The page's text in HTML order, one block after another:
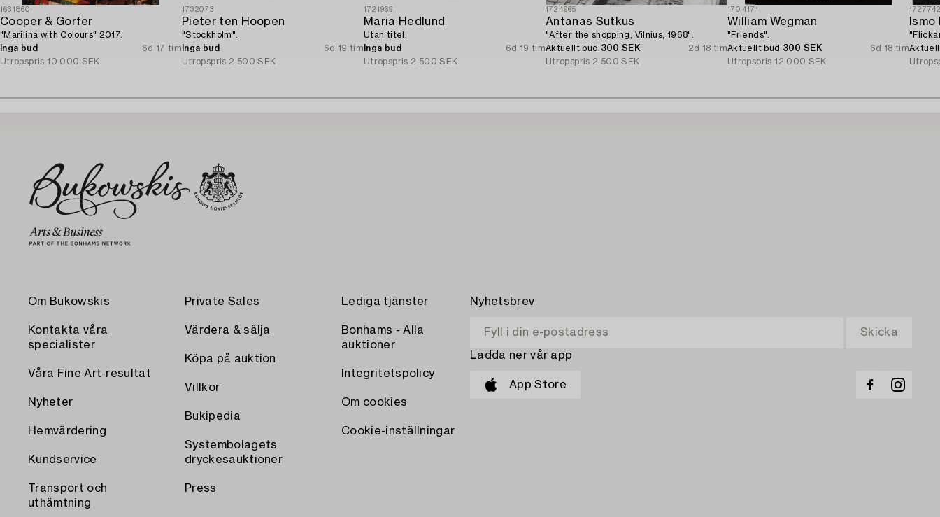
1631860
Cooper & Gorfer
"Marilina with Colours" 2017.
Inga bud
6d 17 tim
Utropspris 10 000 SEK
1732073
Pieter ten Hoopen
"Stockholm".
Inga bud
6d 19 tim
Utropspris 2 500 SEK
1721969
Maria Hedlund
Utan titel.
Inga bud
6d 19 tim
Utropspris 2 500 SEK
1724965
Antanas Sutkus
"After the shopping, Vilnius, 1968".
Aktuellt bud 300 SEK
2d 18 tim
Utropspris 2 500 SEK
1704171
William Wegman
"Friends".
Aktuellt bud 300 SEK
6d 18 tim
Utropspris 12 000 SEK
Om Bukowskis
Kontakta våra
specialister
Våra Fine Art-resultat
Nyheter
Hemvärdering
Kundservice
Transport och
uthämtning
Private Sales
Värdera & sälja
Köpa på auktion
Villkor
Bukipedia
Systembolagets
dryckesauktioner
Press
Lediga tjänster
Bonhams - Alla
auktioner
Integritetspolicy
Om cookies
Cookie-inställningar
Nyhetsbrev
Ladda ner vår app
App Store